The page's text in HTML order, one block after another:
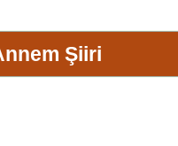
Şiiri